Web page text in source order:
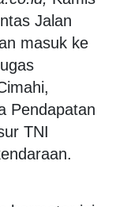
Jalan
masuk ke
Pendapatan
TNI